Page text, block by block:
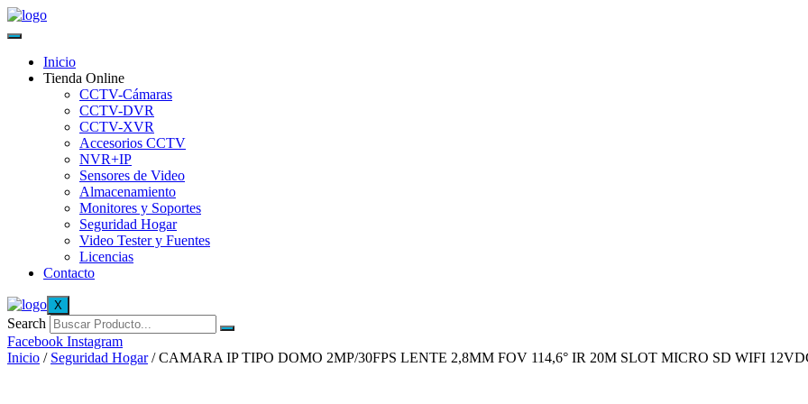
Inicio
Tienda Online
CCTV-Cámaras
CCTV-DVR
CCTV-XVR
Accesorios CCTV
NVR+IP
Sensores de Video
Almacenamiento
Monitores y Soportes
Seguridad Hogar
Video Tester y Fuentes
Licencias
Contacto
X
Search
Facebook Instagram
Inicio / Seguridad Hogar/ CAMARA IP TIPO DOMO 2MP/30FPS LENTE 2,8MM FOV 114,6° IR 20M SLOT MICRO SD WIFI